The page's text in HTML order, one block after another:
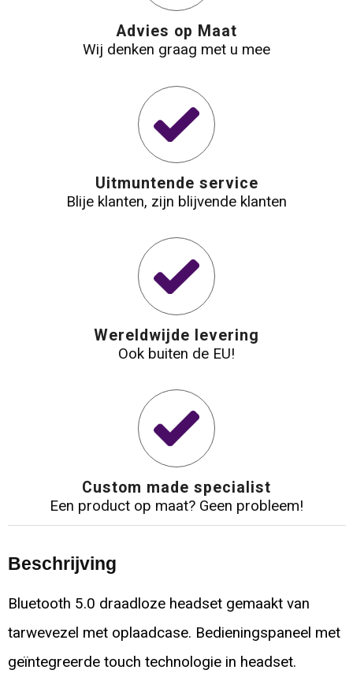
Waterbestendige tassen
Advies op Maat
Wij denken graag met u mee
Uitmuntende service
Blije klanten, zijn blijvende klanten
Wereldwijde levering
Ook buiten de EU!
Custom made specialist
Een product op maat? Geen probleem!
Beschrijving
Bluetooth 5.0 draadloze headset gemaakt van
tarwevezel met oplaadcase. Bedieningspaneel met
geïntegreerde touch technologie in headset.